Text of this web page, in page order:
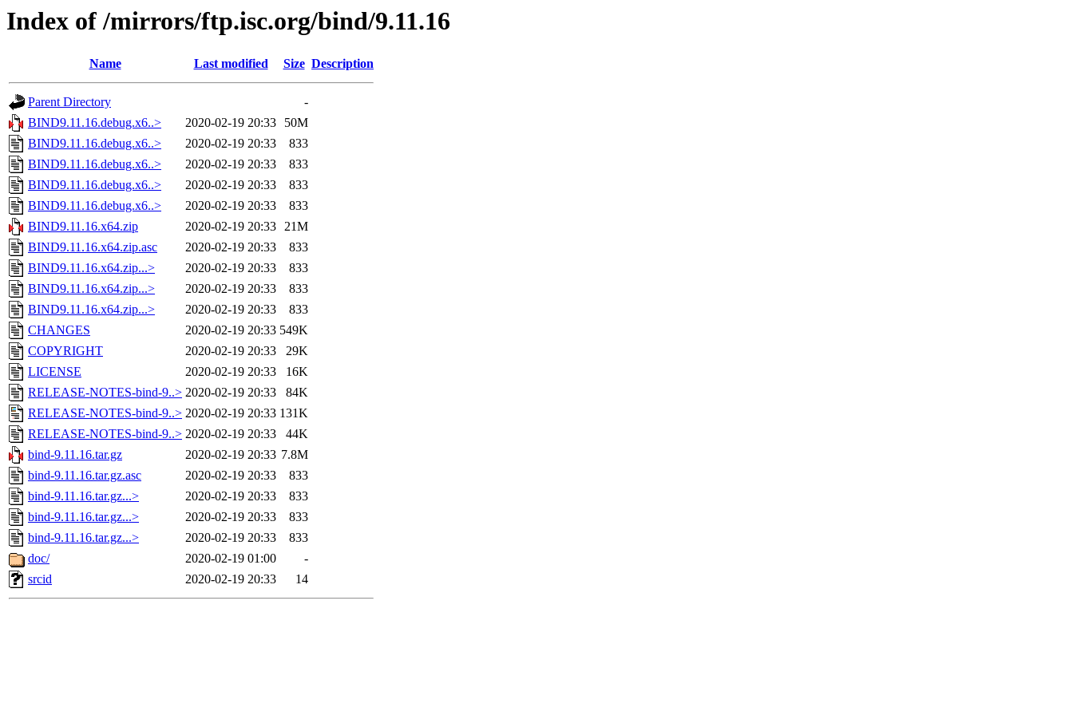
Index of /mirrors/ftp.isc.org/bind/9.11.16
Name Last modified Size Description
Parent Directory
-
BIND9.11.16.debug.x6..>
2020-02-19 20:33
50M
BIND9.11.16.debug.x6..>
2020-02-19 20:33
833
BIND9.11.16.debug.x6..>
2020-02-19 20:33
833
BIND9.11.16.debug.x6..>
2020-02-19 20:33
833
BIND9.11.16.debug.x6..>
2020-02-19 20:33
833
BIND9.11.16.x64.zip
2020-02-19 20:33 21M
BIND9.11.16.x64.zip.asc
2020-02-19 20:33
833
BIND9.11.16.x64.zip...>
2020-02-19 20:33
833
BIND9.11.16.x64.zip...>
2020-02-19 20:33
833
BIND9.11.16.x64.zip...>
2020-02-19 20:33
833
CHANGES
2020-02-19 20:33 549K
COPYRIGHT
2020-02-19 20:33
29K
LICENSE
2020-02-19 20:33
16K
RELEASE-NOTES-bind-9..> 2020-02-19 20:33
84K
RELEASE-NOTES-bind-9..> 2020-02-19 20:33 131K
RELEASE-NOTES-bind-9..> 2020-02-19 20:33
44K
bind-9.11.16.tar.gz
2020-02-19 20:33 7.8M
bind-9.11.16.tar.gz.asc
2020-02-19 20:33
833
bind-9.11.16.tar.gz...>
2020-02-19 20:33
833
bind-9.11.16.tar.gz...>
2020-02-19 20:33
833
bind-9.11.16.tar.gz...>
2020-02-19 20:33
833
doc/
2020-02-19 01:00
-
srcid
2020-02-19 20:33 14